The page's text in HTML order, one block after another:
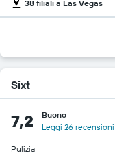
38 filiali a Las Vegas
Sixt
7,2
Buono
Leggi 26 recensioni
Pulizia